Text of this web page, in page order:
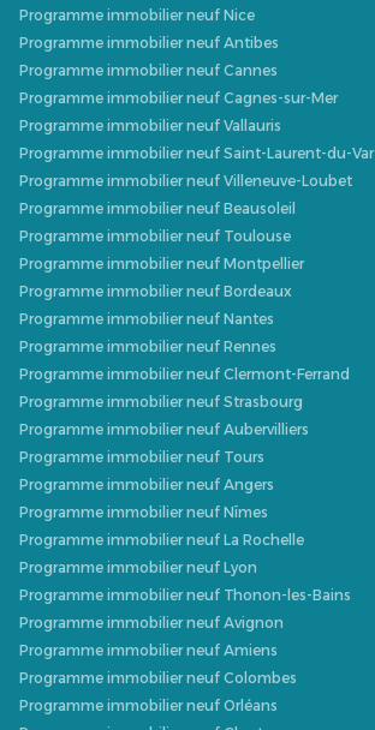
Programme immobilier neuf Nice
Programme immobilier neuf Antibes
Programme immobilier neuf Cannes
Programme immobilier neuf Cagnes-sur-Mer
Programme immobilier neuf Vallauris
Programme immobilier neuf Saint-Laurent-du-Var
Programme immobilier neuf Villeneuve-Loubet
Programme immobilier neuf Beausoleil
Programme immobilier neuf Toulouse
Programme immobilier neuf Montpellier
Programme immobilier neuf Bordeaux
Programme immobilier neuf Nantes
Programme immobilier neuf Rennes
Programme immobilier neuf Clermont-Ferrand
Programme immobilier neuf Strasbourg
Programme immobilier neuf Aubervilliers
Programme immobilier neuf Tours
Programme immobilier neuf Angers
Programme immobilier neuf Nîmes
Programme immobilier neuf La Rochelle
Programme immobilier neuf Lyon
Programme immobilier neuf Thonon-les-Bains
Programme immobilier neuf Avignon
Programme immobilier neuf Amiens
Programme immobilier neuf Colombes
Programme immobilier neuf Orléans